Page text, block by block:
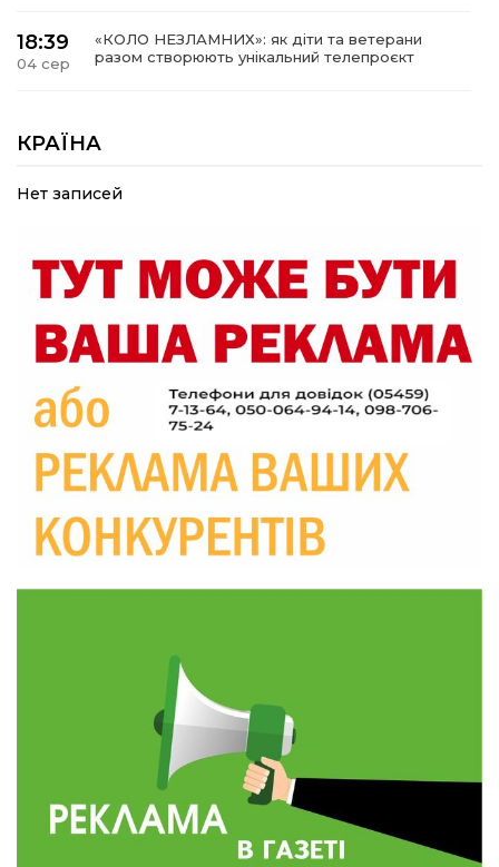
18:39
04 сер
«КОЛО НЕЗЛАМНИХ»: як діти та ветерани
разом створюють унікальний телепроєкт
04 сер
прикордоння до втраченого дому
19:36
Пишіть листи самому собі, або як уникнути
19:29
30 лип
«Все закінчиться, приїду й одружуся…»: Пам’яті
26-річного Захисника Богдана Ємця (ВІДЕО)
20:06
Паливо по 100 грн та ризик дефіциту: чому в
28 лип
Житлові сертифікати, підготовка до зими та
підтримка ВПО: підсумки засідання виконкому
Краснопільської селищної ради
10:36
28 лип
Валентина Масалітіна: «Нас тримає віра в
Перемогу і повернення додому»
Обмежено придатний, але безмежно
вмотивований: Як колишній лісівник став асом
артилерії
490 пацієнтів та 15 відвіданих сіл: МБФ
«Альянс громадського здоров’я» підбив
підсумки роботи мобільних клінік у Сумській
області
КРАЇНА
Нет записей